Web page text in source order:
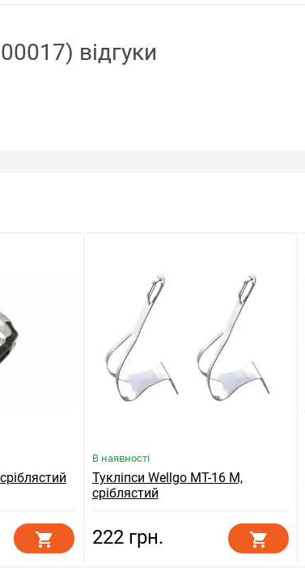
відгуки
В наявності
Тукліпси Wellgo MT-16 M,
сріблястий
222 грн.